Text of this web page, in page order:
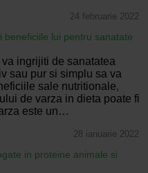
24 februarie 2022
beneficiile lui pentru sanatate
ingrijiti de sanatatea
sau pur si simplu sa va
sale nutritionale,
de varza in dieta poate fi
este un…
28 ianuarie 2022
in proteine animale si